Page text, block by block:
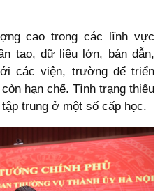
cao trong các lĩnh vực
tạo, dữ liệu lớn, bán dẫn,
các viện, trường để triển
hạn chế. Tình trạng thiếu
trung ở một số cấp học.